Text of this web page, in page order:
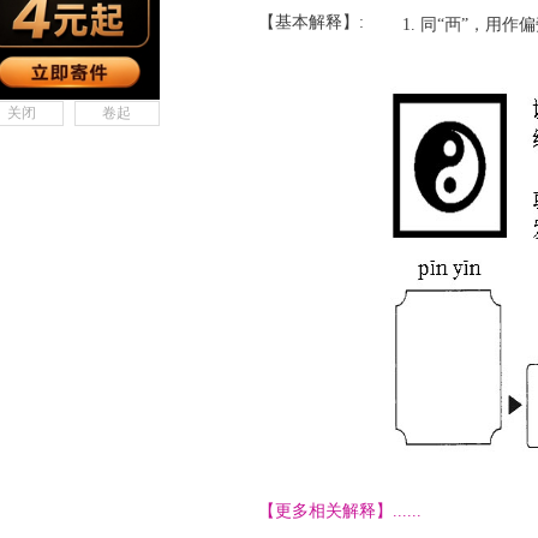
【基本解释】: 同“襾”，用作
【更多相关解释】......
关闭 卷起